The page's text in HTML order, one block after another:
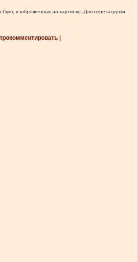
изображенных на картинке. Для перезагрузки
прокомментировать |